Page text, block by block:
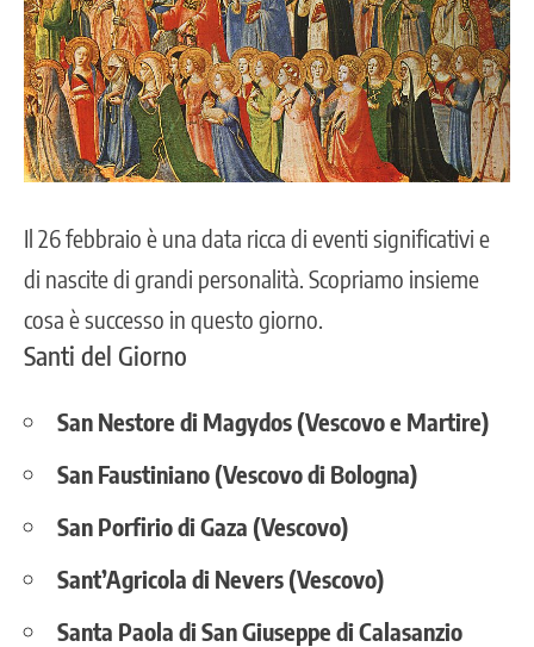
Il 26 febbraio è una data ricca di eventi significativi e
di nascite di grandi personalità. Scopriamo insieme
cosa è successo in questo giorno.
Santi del Giorno
San Nestore di Magydos (Vescovo e Martire)
San Faustiniano (Vescovo di Bologna)
San Porfirio di Gaza (Vescovo)
Sant’Agricola di Nevers (Vescovo)
Santa Paola di San Giuseppe di Calasanzio